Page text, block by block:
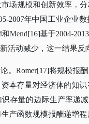
场规模和创新效率，
2007年中国工业企业
Mend[16]基于2004-
活动减少，这一结果反
。Romer[17]将规模报
本存量对经济体的知
存量的边际生产率递
产函数规模报酬递增